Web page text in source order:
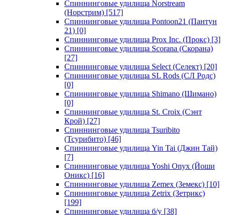
Спиннинговые удилища Norstream
(Норстрим) [517]
Спиннинговые удилища Pontoon21 (Пантун
21) [0]
Спиннинговые удилища Prox Inc. (Прокс) [3]
Спиннинговые удилища Scorana (Скорана)
[27]
Спиннинговые удилища Select (Селект) [20]
Спиннинговые удилища SL Rods (СЛ Родс)
[0]
Спиннинговые удилища Shimano (Шимано)
[0]
Спиннинговые удилища St. Croix (Сэнт
Крой) [27]
Спиннинговые удилища Tsuribito
(Тсурибито) [46]
Спиннинговые удилища Yin Tai (Джин Тай)
[7]
Спиннинговые удилища Yoshi Onyx (Йоши
Оникс) [16]
Спиннинговые удилища Zemex (Земекс) [10]
Спиннинговые удилища Zetrix (Зетрикс)
[199]
Спиннинговые удилища б/у [38]